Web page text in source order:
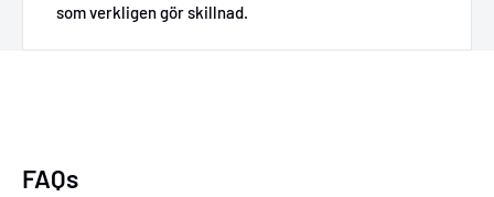
som verkligen gör skillnad.
FAQs